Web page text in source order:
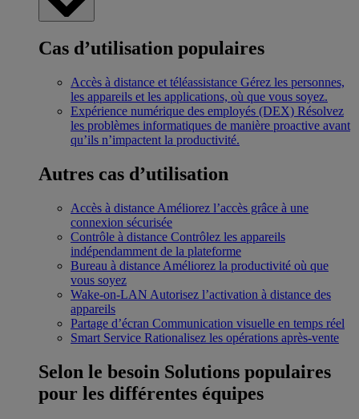
Cas d’utilisation populaires
Accès à distance et téléassistance Gérez les personnes,
les appareils et les applications, où que vous soyez.
Expérience numérique des employés (DEX) Résolvez
les problèmes informatiques de manière proactive avant
qu’ils n’impactent la productivité.
Autres cas d’utilisation
Accès à distance Améliorez l’accès grâce à une
connexion sécurisée
Contrôle à distance Contrôlez les appareils
indépendamment de la plateforme
Bureau à distance Améliorez la productivité où que
vous soyez
Wake-on-LAN Autorisez l’activation à distance des
appareils
Partage d’écran Communication visuelle en temps réel
Smart Service Rationalisez les opérations après-vente
Selon le besoin Solutions populaires
pour les différentes équipes